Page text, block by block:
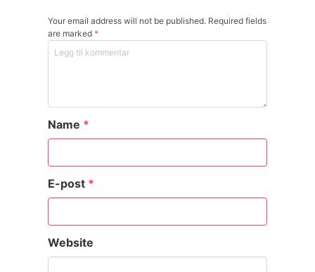
Your email address will not be published. Required fields
are marked *
Name *
E-post *
Website